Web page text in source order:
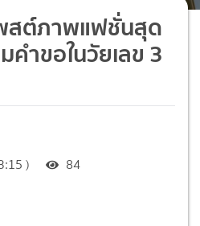
สต์ภาพแฟชั่นสุด
ำขอในวัยเลข 3
) 84